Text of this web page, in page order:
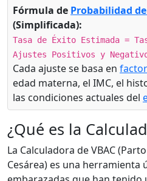
Fórmula de Probabilidad
(Simplificada):
Tasa de Éxito Estimada =
Ajustes Positivos y
Cada ajuste se basa en
edad materna, el IMC, el
las condiciones actuales del
¿Qué es la
La Calculadora de VBAC
Cesárea) es una herramienta